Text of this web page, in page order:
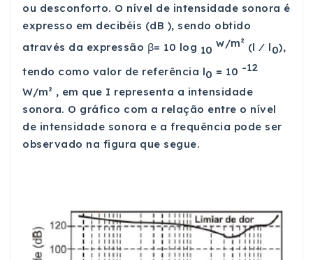
ou desconforto. O nível de intensidade sonora é
expresso em decibéis (dB ), sendo obtido
através da expressão β= 10 log 10
w/m² (l ⁄ l0),
tendo como valor de referência l0 = 10 -12
W/m² , em que I representa a intensidade
sonora. O gráfico com a relação entre o nível
de intensidade sonora e a frequência pode ser
observado na figura que segue.